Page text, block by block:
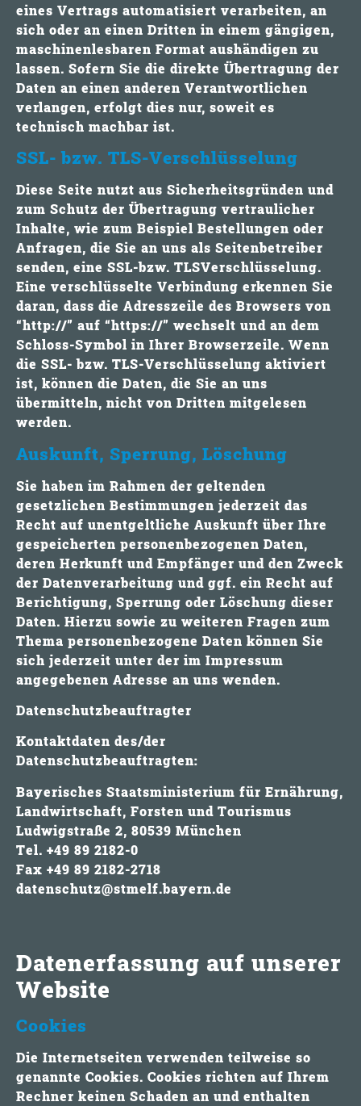
eines Vertrags automatisiert verarbeiten, an
sich oder an einen Dritten in einem gängigen,
maschinenlesbaren Format aushändigen zu
lassen. Sofern Sie die direkte Übertragung der
Daten an einen anderen Verantwortlichen
verlangen, erfolgt dies nur, soweit es
technisch machbar ist.
SSL- bzw. TLS-Verschlüsselung
Diese Seite nutzt aus Sicherheitsgründen und
zum Schutz der Übertragung vertraulicher
Inhalte, wie zum Beispiel Bestellungen oder
Anfragen, die Sie an uns als Seitenbetreiber
senden, eine SSL-bzw. TLSVerschlüsselung.
Eine verschlüsselte Verbindung erkennen Sie
daran, dass die Adresszeile des Browsers von
“http://” auf “https://” wechselt und an dem
Schloss-Symbol in Ihrer Browserzeile. Wenn
die SSL- bzw. TLS-Verschlüsselung aktiviert
ist, können die Daten, die Sie an uns
übermitteln, nicht von Dritten mitgelesen
werden.
Auskunft, Sperrung, Löschung
Sie haben im Rahmen der geltenden
gesetzlichen Bestimmungen jederzeit das
Recht auf unentgeltliche Auskunft über Ihre
gespeicherten personenbezogenen Daten,
deren Herkunft und Empfänger und den Zweck
der Datenverarbeitung und ggf. ein Recht auf
Berichtigung, Sperrung oder Löschung dieser
Daten. Hierzu sowie zu weiteren Fragen zum
Thema personenbezogene Daten können Sie
sich jederzeit unter der im Impressum
angegebenen Adresse an uns wenden.
Datenschutzbeauftragter
Kontaktdaten des/der
Datenschutzbeauftragten:
Bayerisches Staatsministerium für Ernährung,
Landwirtschaft, Forsten und Tourismus
Ludwigstraße 2, 80539 München
Tel. +49 89 2182-0
Fax +49 89 2182-2718
datenschutz@stmelf.bayern.de
Datenerfassung auf unserer
Website
Cookies
Die Internetseiten verwenden teilweise so
genannte Cookies. Cookies richten auf Ihrem
Rechner keinen Schaden an und enthalten